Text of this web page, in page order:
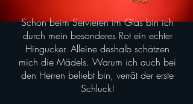
Schon beim Servieren im Glas bin ich
durch mein besonderes Rot ein echter
Hingucker. Alleine deshalb schätzen
mich die Mädels. Warum ich auch bei
den Herren beliebt bin, verrät der erste
Schluck!